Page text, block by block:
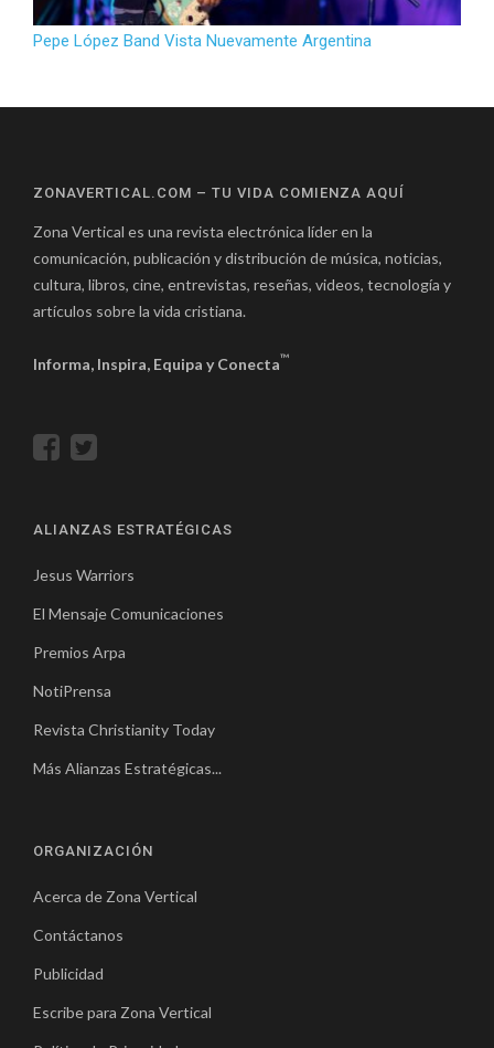
Pepe López Band Vista Nuevamente Argentina
ZONAVERTICAL.COM – TU VIDA COMIENZA AQUÍ
Zona Vertical es una revista electrónica líder en la
comunicación, publicación y distribución de música, noticias,
cultura, libros, cine, entrevistas, reseñas, videos, tecnología y
artículos sobre la vida cristiana.
Informa, Inspira, Equipa y Conecta™
ALIANZAS ESTRATÉGICAS
Jesus Warriors
El Mensaje Comunicaciones
Premios Arpa
NotiPrensa
Revista Christianity Today
Más Alianzas Estratégicas...
ORGANIZACIÓN
Acerca de Zona Vertical
Contáctanos
Publicidad
Escribe para Zona Vertical